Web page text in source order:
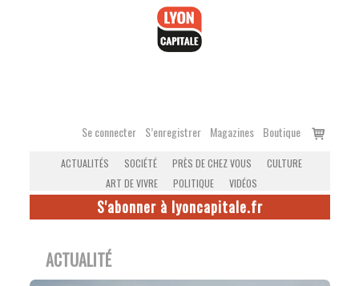
Se connecter S’enregistrer Magazines Boutique
Voir
ACTUALITÉS SOCIÉTÉ PRÈS DE CHEZ VOUS
CULTURE
ART DE VIVRE
POLITIQUE VIDÉOS
S'abonner à lyoncapitale.fr
ACTUALITÉ